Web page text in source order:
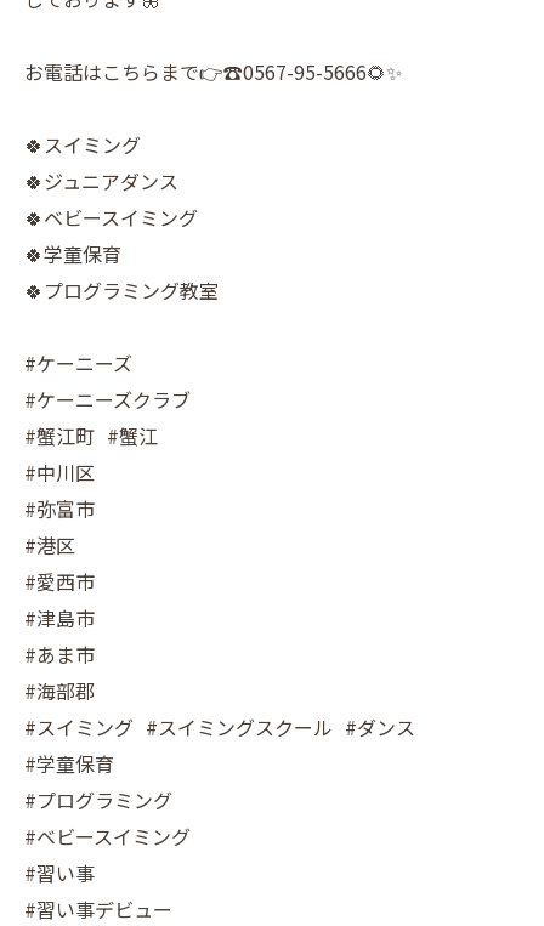
お電話はこちらまで👉☎️0567-95-5666🌻✨
🍀スイミング
🍀ジュニアダンス
🍀ベビースイミング
🍀学童保育
🍀プログラミング教室
#ケーニーズ
#ケーニーズクラブ
#蟹江町 #蟹江
#中川区
#弥富市
#港区
#愛西市
#津島市
#あま市
#海部郡
#スイミング #スイミングスクール #ダンス
#学童保育
#プログラミング
#ベビースイミング
#習い事
#習い事デビュー